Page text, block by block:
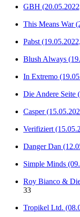
GBH
This Means War
Pabst
Blush Always
In Extremo
Die Andere Seite
Casper
Verifiziert
Danger Dan
Simple Minds
Roy Bianco &
33
Tropikel Ltd.